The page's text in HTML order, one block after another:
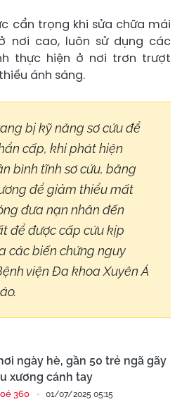
cẩn trọng khi sửa chữa mái
nơi cao, luôn sử dụng các
thực hiện ở nơi trơn trượt
ánh sáng.
bị kỹ năng sơ cứu để
cấp, khi phát hiện
bình tĩnh sơ cứu, băng
để giảm thiểu mất
đưa nạn nhân đến
để được cấp cứu kịp
các biến chứng nguy
viện Đa khoa Xuyên Á
ngày hè, gần 50 trẻ ngã gãy
xương cánh tay
360 01/07/2025 05:15